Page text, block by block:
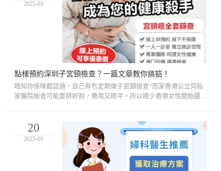
2025-03
點樣預約深圳子宮頸檢查？一篇文章教你搞掂！
唔知你係咪都諗過，自己有冇定期做子宮頸檢查?而家香港公立同私
家醫院檢查可能要排好耐，費用又唔平，所以唔少香港女性開始選擇
20
2025-01